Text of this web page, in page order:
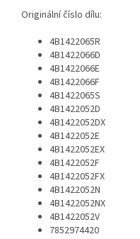
Originální číslo dílu:
4B1422065R
4B1422066D
4B1422066E
4B1422066F
4B1422065S
4B1422052D
4B1422052DX
4B1422052E
4B1422052EX
4B1422052F
4B1422052FX
4B1422052N
4B1422052NX
4B1422052V
7852974420